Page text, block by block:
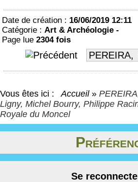
Date de création : 16/06/2019 12:11
Catégorie : Art & Archéologie -
Page lue 2304 fois
Vous êtes ici : Accueil »
Ligny, Michel Bourry, Philippe
Royale du Moncel
Se